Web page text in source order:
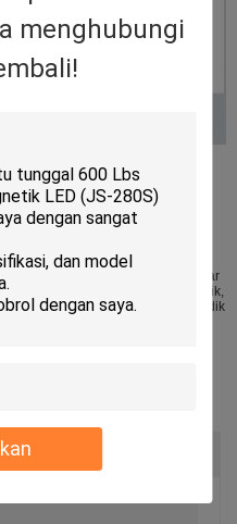
menghubungi
tidak disebabkan oleh
tahun untuk produk relatif.
tambahan jika diperbaiki.
layanan kami.
seperti: Kunci elektromagnetik,
akses, kontrol akses Sidik Jari, bar
kunci pintu Sidik Jari, Bar Panik,
, Kunci pintu Hotel, kunci pintu Sidik
Keluar, kamera IP, gerbang